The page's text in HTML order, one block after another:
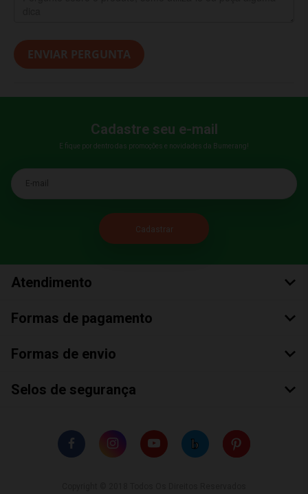
ENVIAR PERGUNTA
Cadastre seu e-mail
E fique por dentro das promoções e novidades da Bumerang!
E-mail
Atendimento
Formas de pagamento
Formas de envio
Selos de segurança